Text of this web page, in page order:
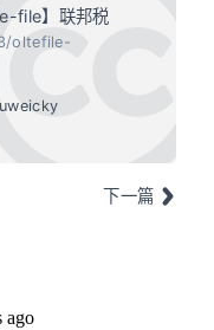
file】联邦税
oltefile-
下一篇